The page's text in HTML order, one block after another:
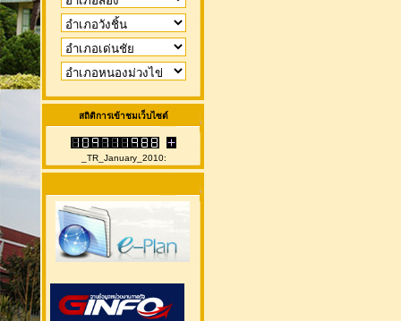
สถิติการเข้าชมเว็บไซต์
_TR_January_2010: